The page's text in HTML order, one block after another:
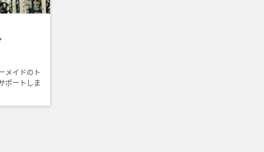
メイドのト
ポートしま